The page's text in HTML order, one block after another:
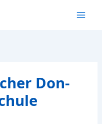
Don-